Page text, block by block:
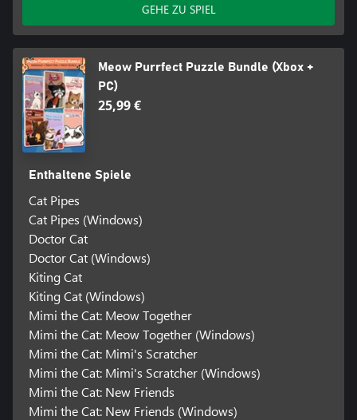
GEHE ZU SPIEL
Meow Purrfect Puzzle Bundle (Xbox +
PC)
25,99 €
Enthaltene Spiele
Cat Pipes
Cat Pipes (Windows)
Doctor Cat
Doctor Cat (Windows)
Kiting Cat
Kiting Cat (Windows)
Mimi the Cat: Meow Together
Mimi the Cat: Meow Together (Windows)
Mimi the Cat: Mimi's Scratcher
Mimi the Cat: Mimi's Scratcher (Windows)
Mimi the Cat: New Friends
Mimi the Cat: New Friends (Windows)